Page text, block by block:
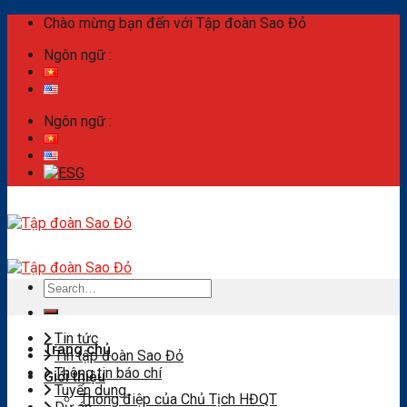
Skip
content
Chào mừng bạn đến với Tập đoàn Sao Đỏ
Ngôn ngữ :
Ngôn ngữ :
Trang chủ
Giới thiệu
Thông điệp của Chủ Tịch HĐQT
Search
for:
Tin tức
Tin tập đoàn Sao Đỏ
Thông tin báo chí
Tuyển dụng